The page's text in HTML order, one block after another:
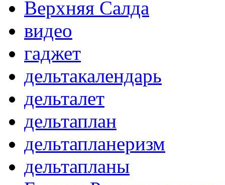
Верхняя Салда
видео
гаджет
дельтакалендарь
дельталет
дельтаплан
дельтапланеризм
дельтапланы